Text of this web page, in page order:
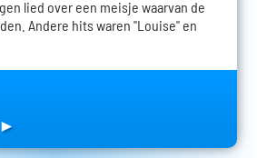
lied over een meisje waarvan de
Andere hits waren "Louise" en
►